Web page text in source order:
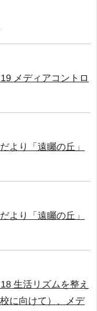
メディアコントロ
より「遠矚の丘」
より「遠矚の丘」
生活リズムを整え
に向けて）、メデ